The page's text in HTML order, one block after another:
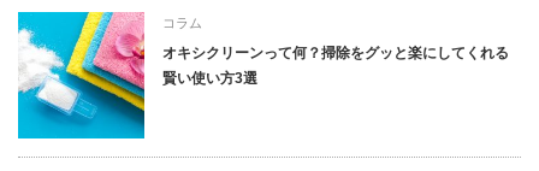
コラム
オキシクリーンって何？掃除をグッと楽にしてくれる
賢い使い方3選